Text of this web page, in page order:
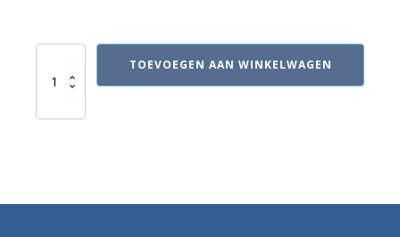
Foundation
TOEVOEGEN AAN WINKELWAGEN